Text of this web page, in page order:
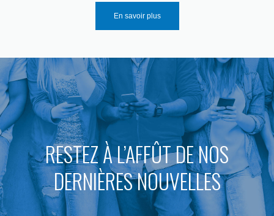
En savoir plus
RESTEZ À L’AFFÛT DE NOS
DERNIÈRES NOUVELLES